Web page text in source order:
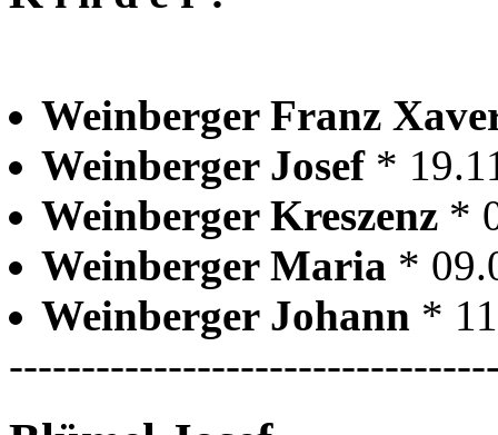
Weinberger Franz
Weinberger Josef *
Weinberger Kreszenz *
Weinberger Maria *
Weinberger Johann *